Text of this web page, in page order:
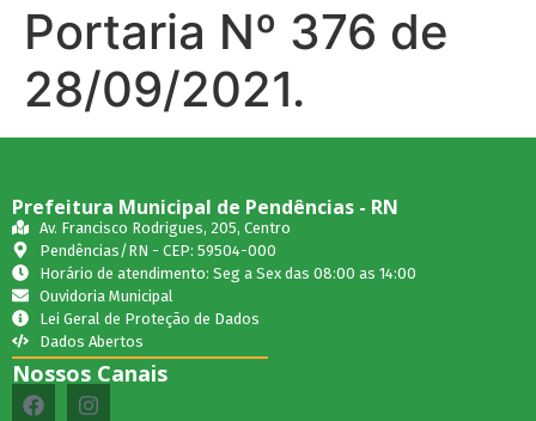
Portaria Nº 376 de
28/09/2021.
Prefeitura Municipal de Pendências - RN
Av. Francisco Rodrigues, 205, Centro
Pendências/RN - CEP: 59504-000
Horário de atendimento: Seg a Sex das 08:00 as 14:00
Ouvidoria Municipal
Lei Geral de Proteção de Dados
Dados Abertos
Nossos Canais